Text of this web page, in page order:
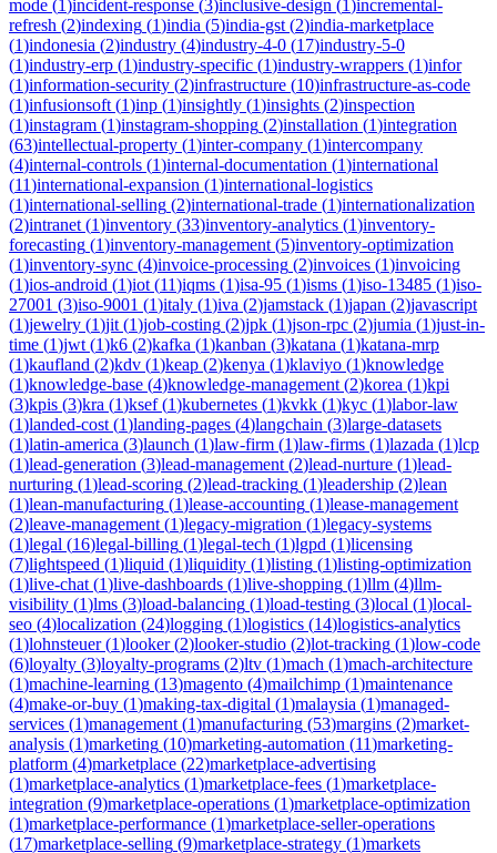
mode (1)incident-response (3)inclusive-design (1)incremental-
refresh (2)indexing (1)india (5)india-gst (2)india-marketplace
(1)indonesia (2)industry (4)industry-4-0 (17)industry-5-0
(1)industry-erp (1)industry-specific (1)industry-wrappers (1)infor
(1)information-security (2)infrastructure (10)infrastructure-as-code
(1)infusionsoft (1)inp (1)insightly (1)insights (2)inspection
(1)instagram (1)instagram-shopping (2)installation (1)integration
(63)intellectual-property (1)inter-company (1)intercompany
(4)internal-controls (1)internal-documentation (1)international
(11)international-expansion (1)international-logistics
(1)international-selling (2)international-trade (1)internationalization
(2)intranet (1)inventory (33)inventory-analytics (1)inventory-
forecasting (1)inventory-management (5)inventory-optimization
(1)inventory-sync (4)invoice-processing (2)invoices (1)invoicing
(1)ios-android (1)iot (11)iqms (1)isa-95 (1)isms (1)iso-13485 (1)iso-
27001 (3)iso-9001 (1)italy (1)iva (2)jamstack (1)japan (2)javascript
(1)jewelry (1)jit (1)job-costing (2)jpk (1)json-rpc (2)jumia (1)just-in-
time (1)jwt (1)k6 (2)kafka (1)kanban (3)katana (1)katana-mrp
(1)kaufland (2)kdv (1)keap (2)kenya (1)klaviyo (1)knowledge
(1)knowledge-base (4)knowledge-management (2)korea (1)kpi
(3)kpis (3)kra (1)ksef(1)kubernetes (1)kvkk (1)kyc (1)labor-law
(1)landed-cost (1)landing-pages (4)langchain (3)large-datasets
(1)latin-america (3)launch (1)law-firm (1)law-firms (1)lazada (1)lcp
(1)lead-generation (3)lead-management (2)lead-nurture (1)lead-
nurturing (1)lead-scoring (2)lead-tracking (1)leadership (2)lean
(1)lean-manufacturing (1)lease-accounting (1)lease-management
(2)leave-management (1)legacy-migration (1)legacy-systems
(1)legal (16)legal-billing (1)legal-tech (1)lgpd (1)licensing
(7)lightspeed (1)liquid (1)liquidity (1)listing (1)listing-optimization
(1)live-chat (1)live-dashboards (1)live-shopping (1)llm (4)llm-
visibility (1)lms (3)load-balancing (1)load-testing (3)local (1)local-
seo (4)localization (24)logging (1)logistics (14)logistics-analytics
(1)lohnsteuer(1)looker(2)looker-studio (2)lot-tracking (1)low-code
(6)loyalty (3)loyalty-programs (2)ltv (1)mach (1)mach-architecture
(1)machine-learning (13)magento (4)mailchimp (1)maintenance
(4)make-or-buy (1)making-tax-digital (1)malaysia (1)managed-
services (1)management (1)manufacturing (53)margins (2)market-
analysis (1)marketing (10)marketing-automation (11)marketing-
platform (4)marketplace (22)marketplace-advertising
(1)marketplace-analytics (1)marketplace-fees (1)marketplace-
integration (9)marketplace-operations (1)marketplace-optimization
(1)marketplace-performance (1)marketplace-seller-operations
(17)marketplace-selling (9)marketplace-strategy (1)markets